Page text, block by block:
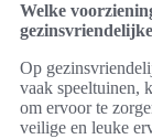
Welke
Op
vaak speeltuinen,
om ervoor te
veilige en leuke